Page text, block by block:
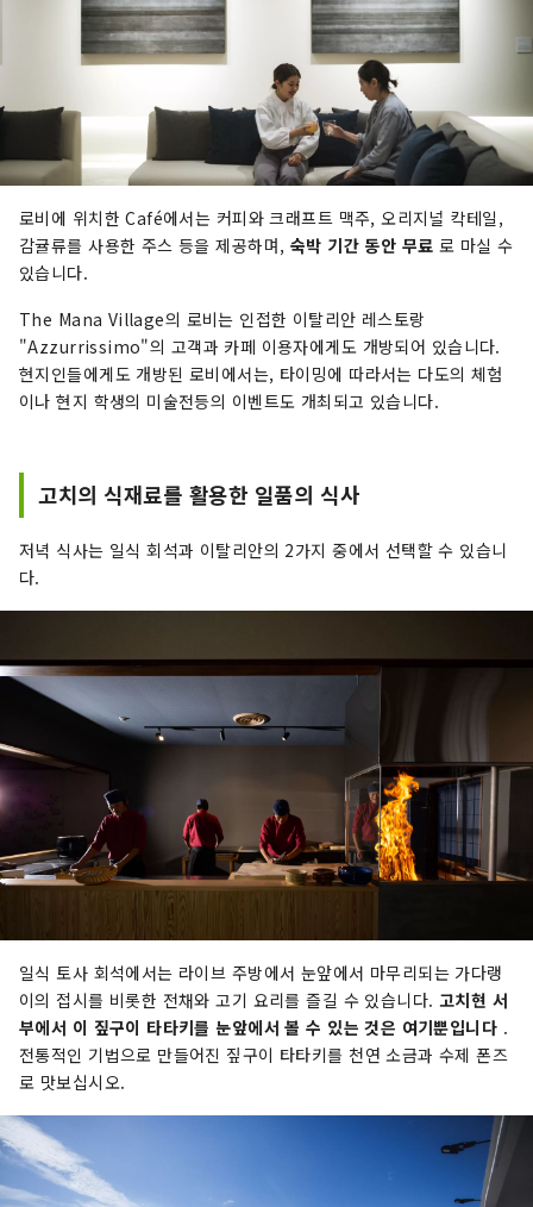
로비에 위치한 Café에서는 커피와 크래프트 맥주, 오리지널 칵테일,
감귤류를 사용한 주스 등을 제공하며, 숙박 기간 동안 무료 로 마실 수
있습니다.
The Mana Village의 로비는 인접한 이탈리안 레스토랑
"Azzurrissimo"의 고객과 카페 이용자에게도 개방되어 있습니다.
현지인들에게도 개방된 로비에서는, 타이밍에 따라서는 다도의 체험
이나 현지 학생의 미술전등의 이벤트도 개최되고 있습니다.
고치의 식재료를 활용한 일품의 식사
저녁 식사는 일식 회석과 이탈리안의 2가지 중에서 선택할 수 있습니
다.
일식 토사 회석에서는 라이브 주방에서 눈앞에서 마무리되는 가다랭
이의 접시를 비롯한 전채와 고기 요리를 즐길 수 있습니다. 고치현 서
부에서 이 짚구이 타타키를 눈앞에서 볼 수 있는 것은 여기뿐입니다 .
전통적인 기법으로 만들어진 짚구이 타타키를 천연 소금과 수제 폰즈
로 맛보십시오.